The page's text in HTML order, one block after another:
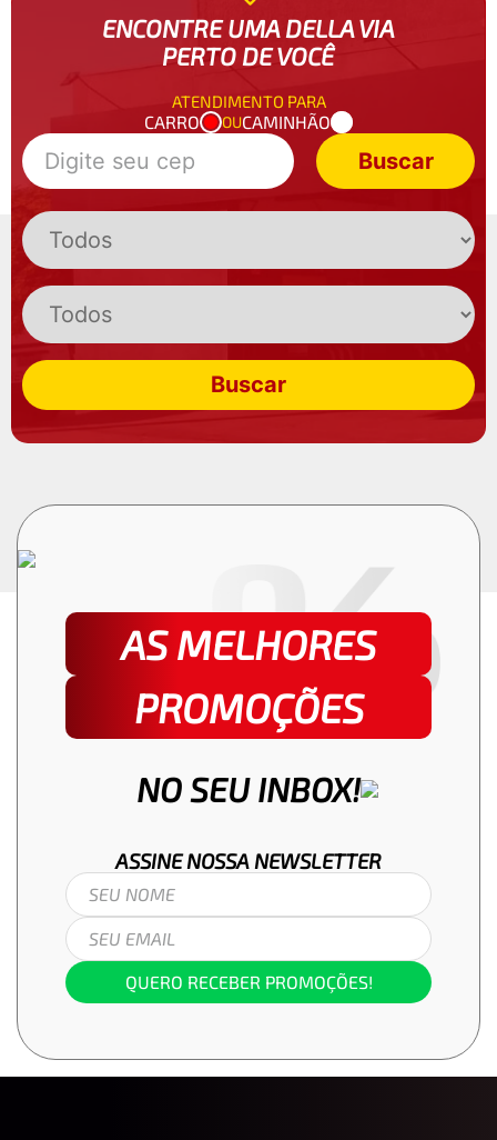
ENCONTRE UMA DELLA VIA
PERTO DE VOCÊ
ATENDIMENTO PARA
CARRO OUCAMINHÃO
Buscar
Buscar
AS MELHORES
PROMOÇÕES
NO SEU INBOX!
ASSINE NOSSA NEWSLETTER
QUERO RECEBER PROMOÇÕES!